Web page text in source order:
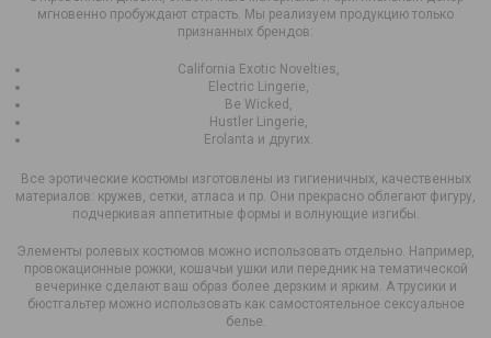
мгновенно пробуждают страсть. Мы реализуем продукцию только
признанных брендов:
California Exotic Novelties,
Electric Lingerie,
Be Wicked,
Hustler Lingerie,
Erolanta и других.
Все эротические костюмы изготовлены из гигиеничных, качественных
материалов: кружев, сетки, атласа и пр. Они прекрасно облегают фигуру,
подчеркивая аппетитные формы и волнующие изгибы.
Элементы ролевых костюмов можно использовать отдельно. Например,
провокационные рожки, кошачьи ушки или передник на тематической
вечеринке сделают ваш образ более дерзким и ярким. А трусики и
бюстгальтер можно использовать как самостоятельное сексуальное
белье.